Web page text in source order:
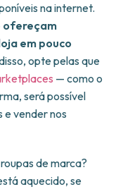
na internet.
ofereçam
em pouco
opte pelas que
— como o
será possível
e vender nos
de marca?
aquecido, se